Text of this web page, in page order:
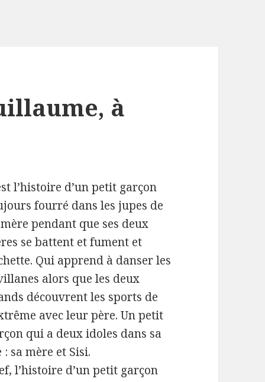
à
l’histoire d’un petit garçon
fourré dans les jupes de
pendant que ses deux
se battent et fument et
Qui apprend à danser les
alors que les deux
découvrent les sports de
avec leur père. Un petit
qui a deux idoles dans sa
: sa mère et Sisi.
l’histoire d’un petit garçon